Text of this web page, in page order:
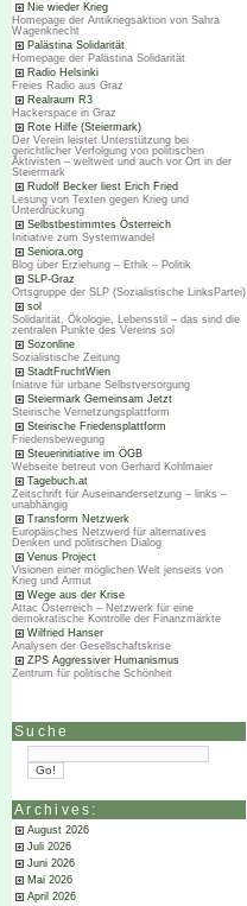
Nie wieder Krieg
Homepage der Antikriegsaktion von Sahra
Wagenknecht
Palästina Solidarität
Homepage der Palästina Solidarität
Radio Helsinki
Freies Radio aus Graz
Realraum R3
Hackerspace in Graz
Rote Hilfe (Steiermark)
Der Verein leistet Unterstützung bei
gerichtlicher Verfolgung von politischen
Aktivisten – weltweit und auch vor Ort in der
Steiermark
Rudolf Becker liest Erich Fried
Lesung von Texten gegen Krieg und
Unterdrückung
Selbstbestimmtes Österreich
Initiative zum Systemwandel
Seniora.org
Blog über Erziehung – Ethik – Politik
SLP-Graz
Ortsgruppe der SLP (Sozialistische LinksPartei)
sol
Solidarität, Ökologie, Lebensstil – das sind die
zentralen Punkte des Vereins sol
Sozonline
Sozialistische Zeitung
StadtFruchtWien
Iniative für urbane Selbstversorgung
Steiermark Gemeinsam Jetzt
Steirische Vernetzungsplattform
Steirische Friedensplattform
Friedensbewegung
Steuerinitiative im ÖGB
Webseite betreut von Gerhard Kohlmaier
Tagebuch.at
Zeitschrift für Auseinandersetzung – links –
unabhängig
Transform Netzwerk
Europäisches Netzwerd für alternatives
Denken und politischen Dialog
Venus Project
Visionen einer möglichen Welt jenseits von
Krieg und Armut
Wege aus der Krise
Attac Österreich – Netzwerk für eine
demokratische Kontrolle der Finanzmärkte
Wilfried Hanser
Analysen der Gesellschaftskrise
ZPS Aggressiver Humanismus
Zentrum für politische Schönheit
Suche
Archives:
August 2026
Juli 2026
Juni 2026
Mai 2026
April 2026